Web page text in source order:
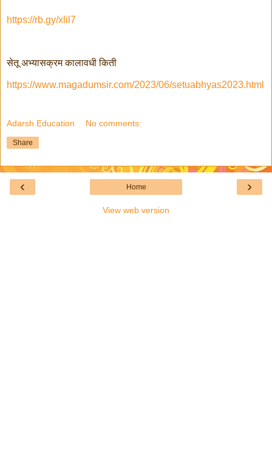
https://rb.gy/xlil7
सेतू अभ्यासक्रम कालावधी किती
https://www.magadumsir.com/2023/06/setuabhyas2023.html
Adarsh Education No comments:
Share
‹ ›
Home
View web version